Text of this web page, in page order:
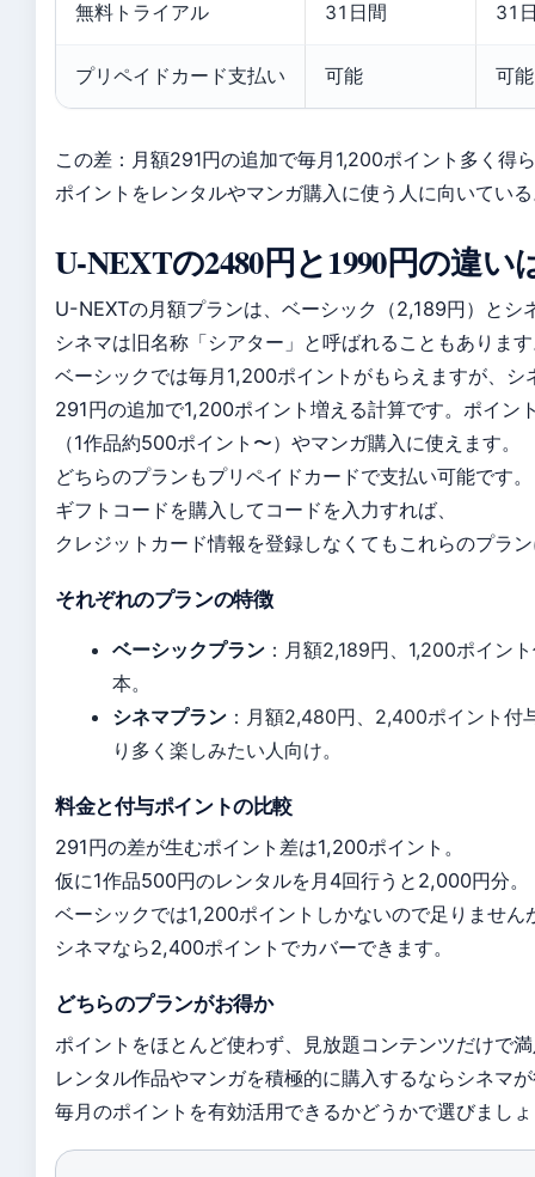
無料トライアル 31日間 31
プリペイドカード支払い 可能 可能
この差：月額291円の追加で毎月1,200ポイント多く得
ポイントをレンタルやマンガ購入に使う人に向いてい
U-NEXTの2480円と1990円の違
U-NEXTの月額プランは、ベーシック（2,189円）と
シネマは旧名称「シアター」と呼ばれることもありま
ベーシックでは毎月1,200ポイントがもらえますが、
291円の追加で1,200ポイント増える計算です。ポイン
（1作品約500ポイント〜）やマンガ購入に使えます。
どちらのプランもプリペイドカードで支払い可能です。
ギフトコードを購入してコードを入力すれば、
クレジットカード情報を登録しなくてもこれらのプラ
それぞれのプランの特徴
ベーシックプラン ：月額2,189円、1,200ポイン
本。
シネマプラン ：月額2,480円、2,400ポイント付
り多く楽しみたい人向け。
料金と付与ポイントの比較
291円の差が生むポイント差は1,200ポイント。
仮に1作品500円のレンタルを月4回行うと2,000円分。
ベーシックでは1,200ポイントしかないので足りません
シネマなら2,400ポイントでカバーできます。
どちらのプランがお得か
ポイントをほとんど使わず、見放題コンテンツだけで
レンタル作品やマンガを積極的に購入するならシネマ
毎月のポイントを有効活用できるかどうかで選びまし